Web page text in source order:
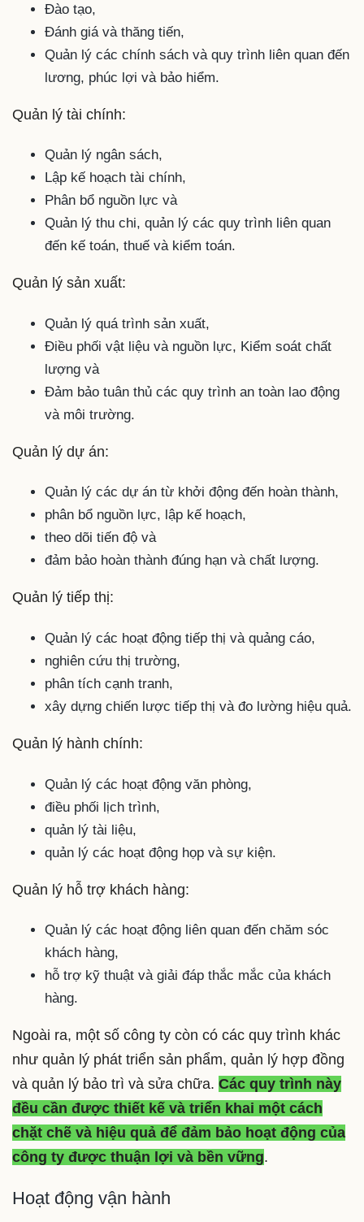
Đào tạo,
Đánh giá và thăng tiến,
Quản lý các chính sách và quy trình liên quan đến
lương, phúc lợi và bảo hiểm.
Quản lý tài chính:
Quản lý ngân sách,
Lập kế hoạch tài chính,
Phân bổ nguồn lực và
Quản lý thu chi, quản lý các quy trình liên quan
đến kế toán, thuế và kiểm toán.
Quản lý sản xuất:
Quản lý quá trình sản xuất,
Điều phối vật liệu và nguồn lực, Kiểm soát chất
lượng và
Đảm bảo tuân thủ các quy trình an toàn lao động
và môi trường.
Quản lý dự án:
Quản lý các dự án từ khởi động đến hoàn thành,
phân bổ nguồn lực, lập kế hoạch,
theo dõi tiến độ và
đảm bảo hoàn thành đúng hạn và chất lượng.
Quản lý tiếp thị:
Quản lý các hoạt động tiếp thị và quảng cáo,
nghiên cứu thị trường,
phân tích cạnh tranh,
xây dựng chiến lược tiếp thị và đo lường hiệu quả.
Quản lý hành chính:
Quản lý các hoạt động văn phòng,
điều phối lịch trình,
quản lý tài liệu,
quản lý các hoạt động họp và sự kiện.
Quản lý hỗ trợ khách hàng:
Quản lý các hoạt động liên quan đến chăm sóc
khách hàng,
hỗ trợ kỹ thuật và giải đáp thắc mắc của khách
hàng.
Ngoài ra, một số công ty còn có các quy trình khác
như quản lý phát triển sản phẩm, quản lý hợp đồng
và quản lý bảo trì và sửa chữa. Các quy trình này
đều cần được thiết kế và triển khai một cách
chặt chẽ và hiệu quả để đảm bảo hoạt động của
công ty được thuận lợi và bền vững.
Hoạt động vận hành